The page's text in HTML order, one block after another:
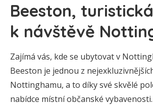
Beeston,
k návštěvě
Zajímá vás, kde se ubytovat v
Beeston je jednou z
Nottinghamu, a to díky své skvělé
nabídce místní občanské